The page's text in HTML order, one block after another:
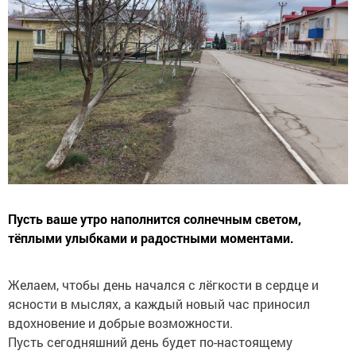
Пусть ваше утро наполнится солнечным светом,
тёплыми улыбками и радостными моментами.
Желаем, чтобы день начался с лёгкости в сердце и
ясности в мыслях, а каждый новый час приносил
вдохновение и добрые возможности.
Пусть сегодняшний день будет по-настоящему